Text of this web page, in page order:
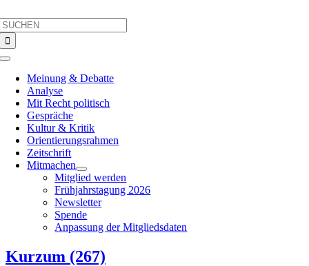
to
content
Toggle
NavigationMeinung & Debatte
Analyse
Mit Recht politisch
Gespräche
Kultur & Kritik
Orientierungsrahmen
Zeitschrift
Mitmachen
Mitglied werden
Frühjahrstagung 2026
Newsletter
Spende
Anpassung der Mitgliedsdaten
Kurzum (267)